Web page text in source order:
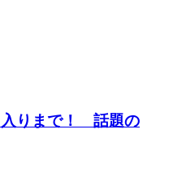
入りまで！ 話題の